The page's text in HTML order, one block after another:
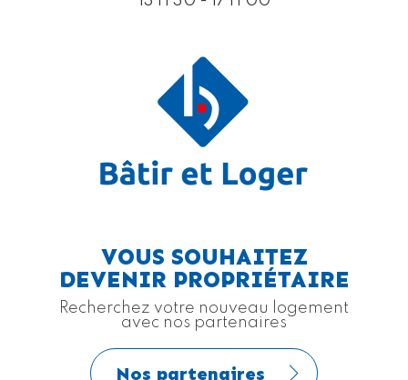
VOUS SOUHAITEZ
DEVENIR PROPRIÉTAIRE
Recherchez votre nouveau logement
avec nos partenaires
Nos partenaires